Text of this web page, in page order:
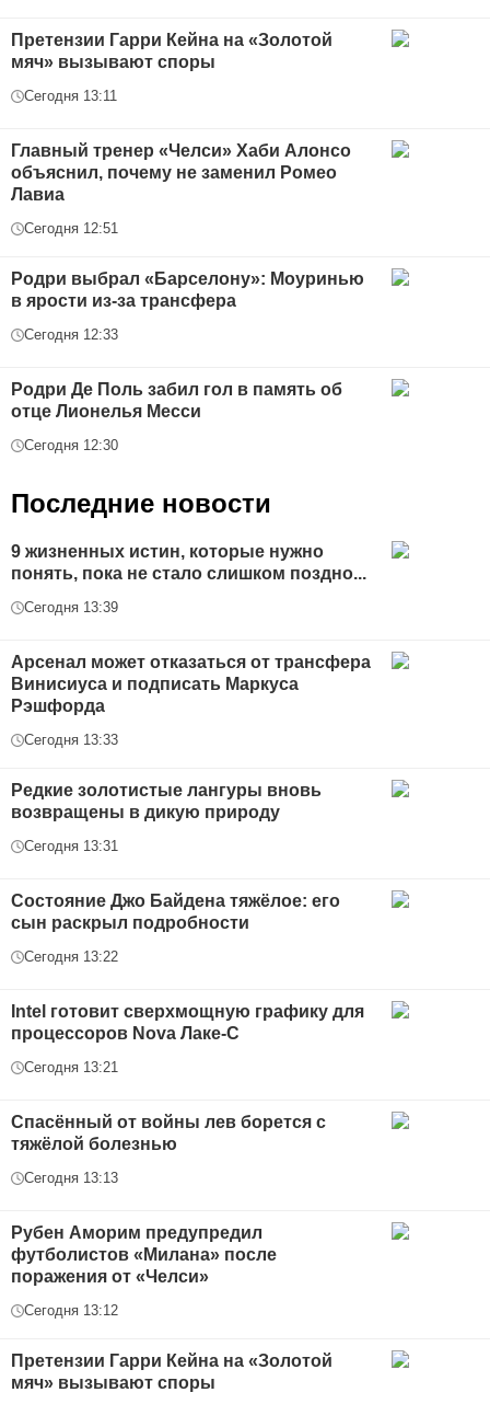
Претензии Гарри Кейна на «Золотой
мяч» вызывают споры
Сегодня 13:11
Главный тренер «Челси» Хаби Алонсо
объяснил, почему не заменил Ромео
Лавиа
Сегодня 12:51
Родри выбрал «Барселону»: Моуринью
в ярости из-за трансфера
Сегодня 12:33
Родри Де Поль забил гол в память об
отце Лионелья Месси
Сегодня 12:30
Последние новости
9 жизненных истин, которые нужно
понять, пока не стало слишком поздно...
Сегодня 13:39
Арсенал может отказаться от трансфера
Винисиуса и подписать Маркуса
Рэшфорда
Сегодня 13:33
Редкие золотистые лангуры вновь
возвращены в дикую природу
Сегодня 13:31
Состояние Джо Байдена тяжёлое: его
сын раскрыл подробности
Сегодня 13:22
Intel готовит сверхмощную графику для
процессоров Nova Лаке-С
Сегодня 13:21
Спасённый от войны лев борется с
тяжёлой болезнью
Сегодня 13:13
Рубен Аморим предупредил
футболистов «Милана» после
поражения от «Челси»
Сегодня 13:12
Претензии Гарри Кейна на «Золотой
мяч» вызывают споры